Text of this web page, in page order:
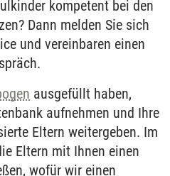
kompetent bei den
Dann melden Sie sich
und vereinbaren einen
ausgefüllt haben,
aufnehmen und Ihre
Eltern weitergeben. Im
Eltern mit Ihnen einen
wofür wir einen